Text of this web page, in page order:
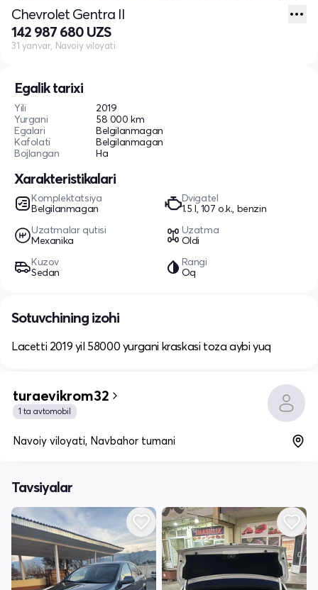
Egalik tarixi
Yili
2019
Yurgani
58 000 km
Egalari
Belgilanmagan
Kafolati
Belgilanmagan
Bojlangan
Ha
Xarakteristikalari
Komplektatsiya
Belgilanmagan
Dvigatel
1.5 l, 107 o.k., benzin
Uzatmalar qutisi
Mexanika
Uzatma
Oldi
Kuzov
Sedan
Rangi
Oq
Chevrolet Gentra II
142 987 680 UZS
31 yanvar, Navoiy viloyati
Sotuvchining izohi
Lacetti 2019 yil 58000 yurgani kraskasi toza aybi yuq
turaevikrom32
1 ta avtomobil
Navoiy viloyati, Navbahor tumani
Tavsiyalar